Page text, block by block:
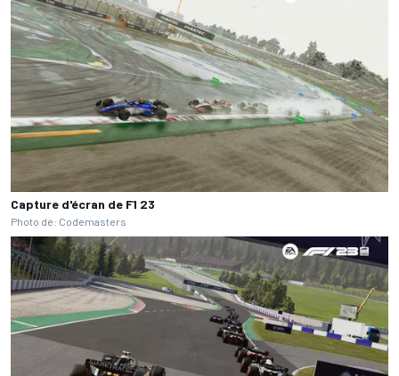
Capture d'écran de F1 23
Photo de: Codemasters